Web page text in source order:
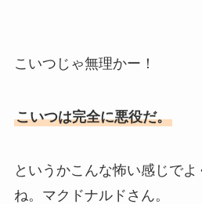
こいつじゃ無理かー！
こいつは完全に悪役だ。
というかこんな怖い感じで
ね。マクドナルドさん。